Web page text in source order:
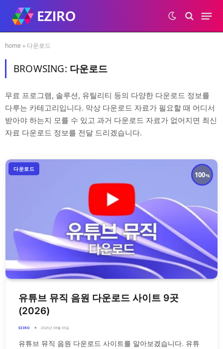
home » 다운로드
BROWSING: 다운로드
무료 프로그램, 솔루션, 유틸리티 등의 다양한 다운로드 정보를
다루는 카테고리입니다. 막상 다운로드 자료가 필요할 때 어디서
받아야 하는지 모를 수 있고 과거 다운로드 자료가 없어지면 최신
자료 다운로드 정보를 전달 드리겠습니다.
100
다운로드
유튜브 뮤직 음원 다운로드 사이트 9곳
(2026)
EZIRO 2026년 08월 05일
유튜브 뮤직 음원 다운로드 사이트를 알아보겠습니다. 유튜